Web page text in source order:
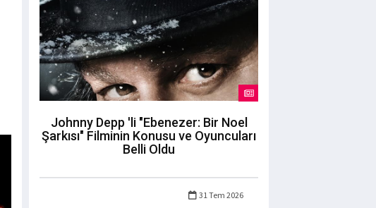
Johnny Depp 'li "Ebenezer: Bir Noel
Şarkısı" Filminin Konusu ve Oyuncuları
Belli Oldu
31 Tem 2026